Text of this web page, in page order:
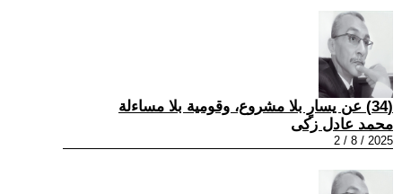
(34) عن يسارٍ بلا مشروع، وقومية بلا مساءلة
محمد عادل زكى
2025 / 8 / 2